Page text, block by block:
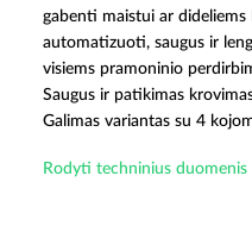
gabenti maistui ar dideliems
automatizuoti, saugus ir
visiems pramoninio
Saugus ir patikimas
Galimas variantas su 4
Rodyti techninius duomenis